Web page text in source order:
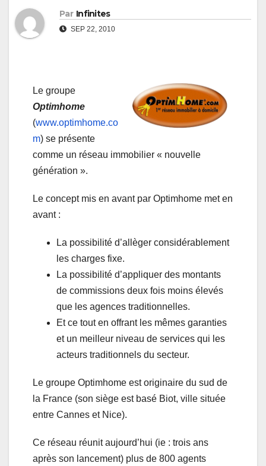
Par Infinites
SEP 22, 2010
Le groupe
Optimhome
(www.optimhome.co
m) se présente
comme un réseau immobilier « nouvelle
génération ».
Le concept mis en avant par Optimhome met en
avant :
La possibilité d’allèger considérablement
les charges fixe.
La possibilité d’appliquer des montants
de commissions deux fois moins élevés
que les agences traditionnelles.
Et ce tout en offrant les mêmes garanties
et un meilleur niveau de services qui les
acteurs traditionnels du secteur.
Le groupe Optimhome est originaire du sud de
la France (son siège est basé Biot, ville située
entre Cannes et Nice).
Ce réseau réunit aujourd’hui (ie : trois ans
après son lancement) plus de 800 agents